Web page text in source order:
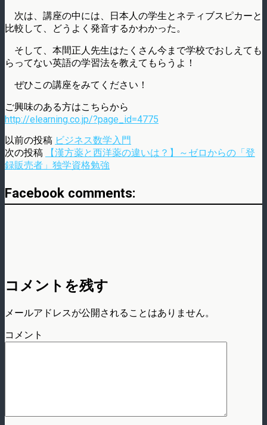
次は、講座の中には、日本人の学生とネティブスピカーと
比較して、どうよく発音するかわかった。
そして、本間正人先生はたくさん今まで学校でおしえても
らってない英語の学習法を教えてもらうよ！
ぜひこの講座をみてください！
ご興味のある方はこちらから
http://elearning.co.jp/?page_id=4775
以前の投稿 ビジネス数学入門
次の投稿
【漢方薬と西洋薬の違いは？】～ゼロからの「登
録販売者」独学資格勉強
Facebook comments:
コメントを残す
メールアドレスが公開されることはありません。
コメント